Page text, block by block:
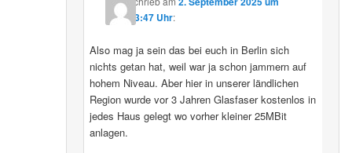
13:47 Uhr:
Also mag ja sein das bei euch in Berlin sich
nichts getan hat, weil war ja schon jammern auf
hohem Niveau. Aber hier in unserer ländlichen
Region wurde vor 3 Jahren Glasfaser kostenlos in
jedes Haus gelegt wo vorher kleiner 25MBit
anlagen.